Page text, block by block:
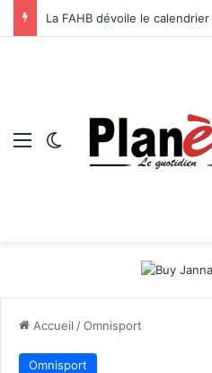
La FAHB dévoile le
Menu Switch skin
Accueil /Omnisport
Omnisport